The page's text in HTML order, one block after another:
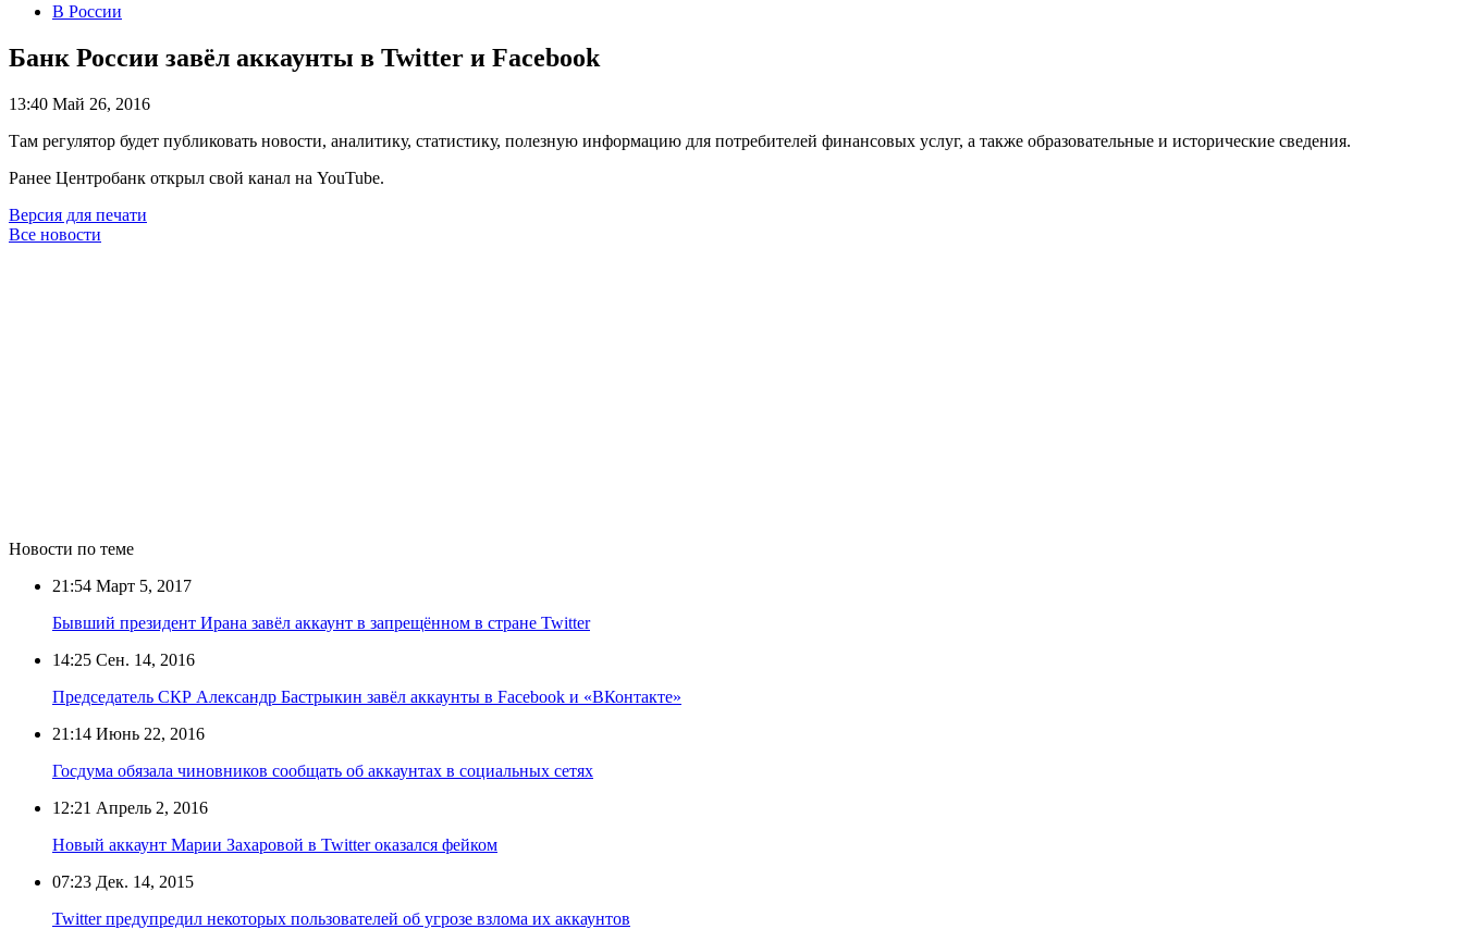
В России
Банк России завёл аккаунты в Twitter и Facebook
13:40 Май 26, 2016
Там регулятор будет публиковать новости, аналитику, статистику, полезную информацию для потребителей финансовых услуг, а также образовательные и исторические сведения.
Ранее Центробанк открыл свой канал на YouTube.
Версия для печати
Все новости
Новости по теме
21:54 Март 5, 2017
Бывший президент Ирана завёл аккаунт в запрещённом в стране Twitter
14:25 Сен. 14, 2016
Председатель СКР Александр Бастрыкин завёл аккаунты в Facebook и «ВКонтакте»
21:14 Июнь 22, 2016
Госдума обязала чиновников сообщать об аккаунтах в социальных сетях
12:21 Апрель 2, 2016
Новый аккаунт Марии Захаровой в Twitter оказался фейком
07:23 Дек. 14, 2015
Twitter предупредил некоторых пользователей об угрозе взлома их аккаунтов